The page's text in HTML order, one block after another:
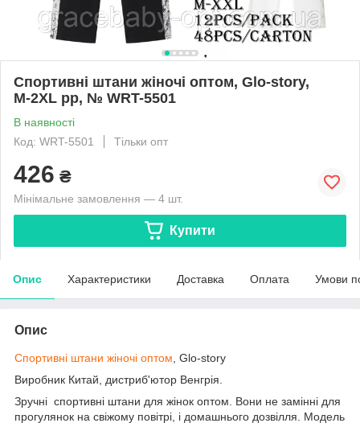
Спортивні штани жіночі оптом, Glo-story,
М-2XL pp, № WRT-5501
В наявності
Код: WRT-5501
Тільки опт
426 ₴
Мінімальне замовлення — 4 шт.
Купити
Опис Характеристики Доставка Оплата Умови
Опис
Спортивні штани жіночі оптом , Glo-story
Виробник Китай, дистриб'ютор Венгрія.
Зручні спортивні штани для жінок оптом. Вони не замінні для
прогулянок на свіжому повітрі, і домашнього дозвілля. Модель